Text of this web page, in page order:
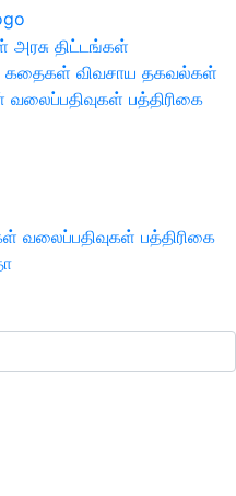
அரசு திட்டங்கள்
கதைகள் விவசாய தகவல்கள்
வலைப்பதிவுகள் பத்திரிகை
வலைப்பதிவுகள் பத்திரிகை